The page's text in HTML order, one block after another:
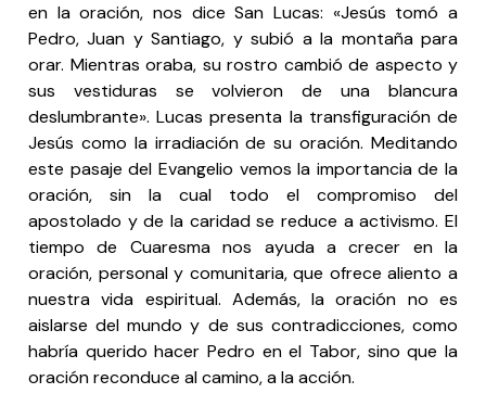
en la oración, nos dice San Lucas: «Jesús tomó a
Pedro, Juan y Santiago, y subió a la montaña para
orar. Mientras oraba, su rostro cambió de aspecto y
sus vestiduras se volvieron de una blancura
deslumbrante». Lucas presenta la transfiguración de
Jesús como la irradiación de su oración. Meditando
este pasaje del Evangelio vemos la importancia de la
oración, sin la cual todo el compromiso del
apostolado y de la caridad se reduce a activismo. El
tiempo de Cuaresma nos ayuda a crecer en la
oración, personal y comunitaria, que ofrece aliento a
nuestra vida espiritual. Además, la oración no es
aislarse del mundo y de sus contradicciones, como
habría querido hacer Pedro en el Tabor, sino que la
oración reconduce al camino, a la acción.